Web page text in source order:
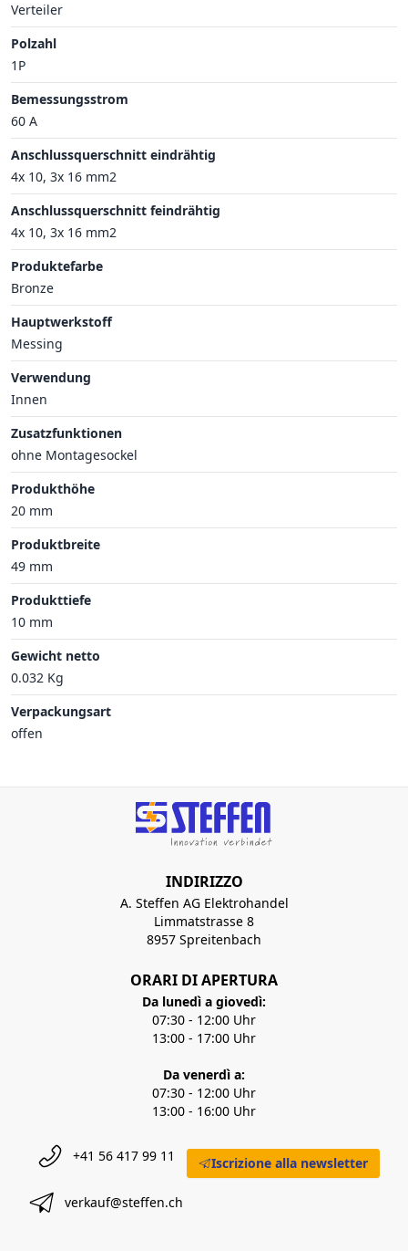
Verteiler
Polzahl
1P
Bemessungsstrom
60 A
Anschlussquerschnitt eindrähtig
4x 10, 3x 16 mm2
Anschlussquerschnitt feindrähtig
4x 10, 3x 16 mm2
Produktefarbe
Bronze
Hauptwerkstoff
Messing
Verwendung
Innen
Zusatzfunktionen
ohne Montagesockel
Produkthöhe
20 mm
Produktbreite
49 mm
Produkttiefe
10 mm
Gewicht netto
0.032 Kg
Verpackungsart
offen
INDIRIZZO
A. Steffen AG Elektrohandel
Limmatstrasse 8
8957 Spreitenbach
ORARI DI APERTURA
Da lunedì a giovedì:
07:30 - 12:00 Uhr
13:00 - 17:00 Uhr
Da venerdì a:
07:30 - 12:00 Uhr
13:00 - 16:00 Uhr
+41 56 417 99 11
verkauf@steffen.ch
Iscrizione alla newsletter